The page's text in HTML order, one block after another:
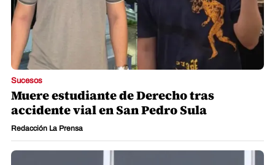
Sucesos
Muere estudiante de Derecho tras
accidente vial en San Pedro Sula
Redacción La Prensa